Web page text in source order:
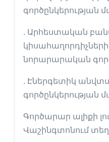
գործընկերության
. Արհեստական
կիսահաղորդիչների
նորարարական
. Էներգետիկ
գործընկերության
Գործարար ալիքի
Վաշինգտոնում